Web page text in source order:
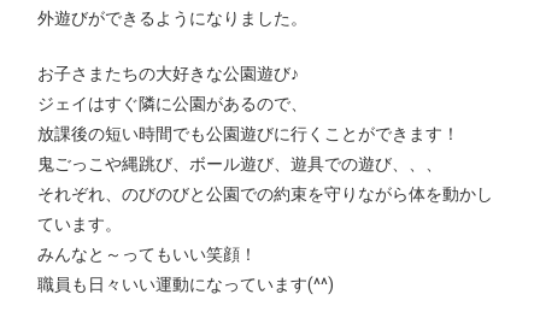
外遊びができるようになりました。
お子さまたちの大好きな公園遊び♪
ジェイはすぐ隣に公園があるので、
放課後の短い時間でも公園遊びに行くことができます！
鬼ごっこや縄跳び、ボール遊び、遊具での遊び、、、
それぞれ、のびのびと公園での約束を守りながら体を動かし
ています。
みんなと～ってもいい笑顔！
職員も日々いい運動になっています(^^)